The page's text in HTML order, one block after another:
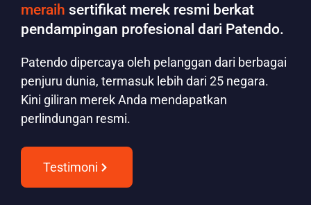
meraih sertifikat merek resmi berkat
pendampingan profesional dari Patendo.
Patendo dipercaya oleh pelanggan dari berbagai
penjuru dunia, termasuk lebih dari 25 negara.
Kini giliran merek Anda mendapatkan
perlindungan resmi.
Testimoni